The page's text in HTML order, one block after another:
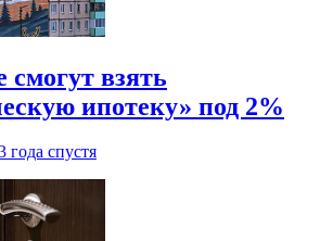
смогут взять
ипотеку» под 2%
года спустя